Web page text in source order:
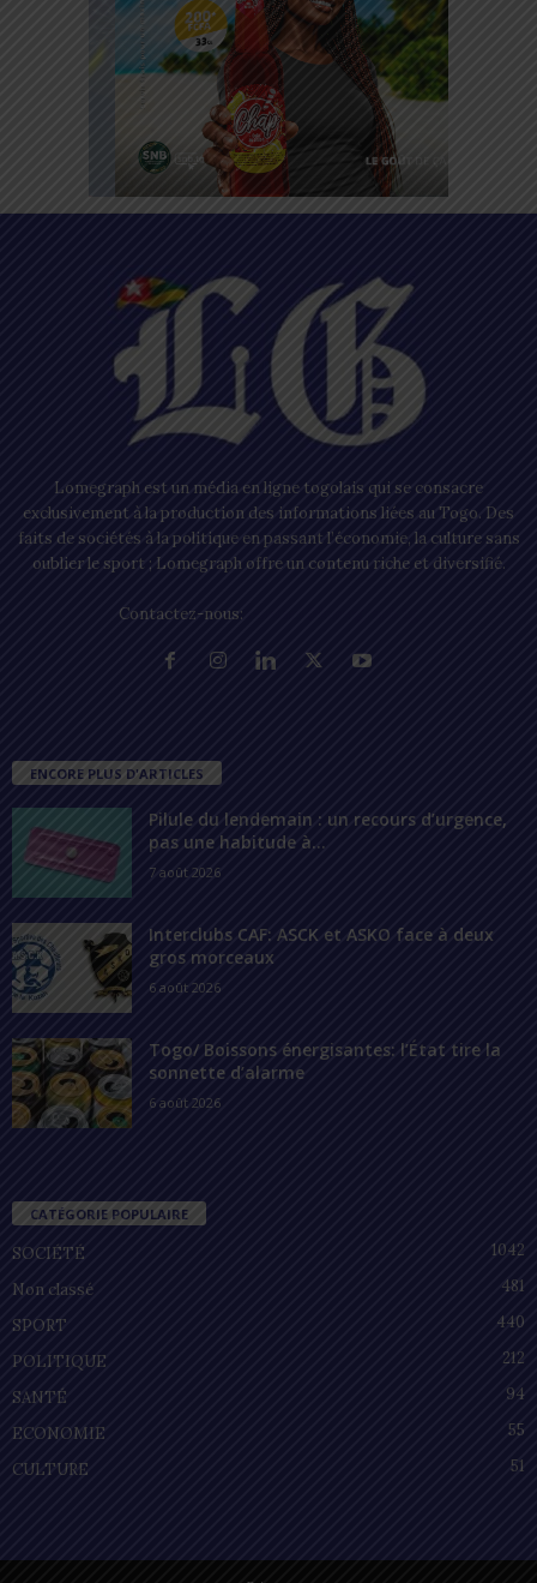
Lomegraph est un média en ligne togolais qui se consacre
exclusivement à la production des informations liées au Togo. Des
faits de sociétés à la politique en passant l’économie, la culture sans
oublier le sport ; Lomegraph offre un contenu riche et diversifié.
Contactez-nous:
ENCORE PLUS D'ARTICLES
Pilule du lendemain : un recours d’urgence,
pas une habitude à...
7 août 2026
Interclubs CAF: ASCK et ASKO face à deux
gros morceaux
6 août 2026
Togo/ Boissons énergisantes: l’État tire la
sonnette d’alarme
6 août 2026
CATÉGORIE POPULAIRE
SOCIÉTÉ
1042
Non classé
481
SPORT
440
POLITIQUE
212
SANTÉ
94
ECONOMIE
55
CULTURE
51